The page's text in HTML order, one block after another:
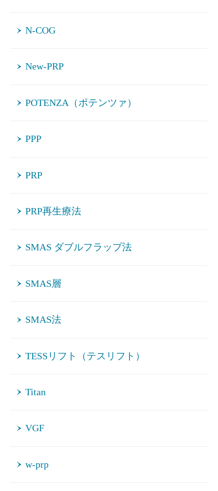
N-COG
New-PRP
POTENZA（ポテンツァ）
PPP
PRP
PRP再生療法
SMAS ダブルフラップ法
SMAS層
SMAS法
TESSリフト（テスリフト）
Titan
VGF
w-prp